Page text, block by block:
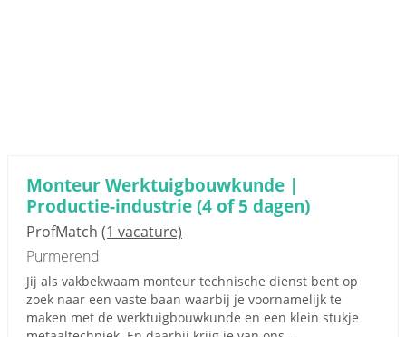
Monteur Werktuigbouwkunde |
Productie-industrie (4 of 5 dagen)
ProfMatch (1 vacature)
Purmerend
Jij als vakbekwaam monteur technische dienst bent op
zoek naar een vaste baan waarbij je voornamelijk te
maken met de werktuigbouwkunde en een klein stukje